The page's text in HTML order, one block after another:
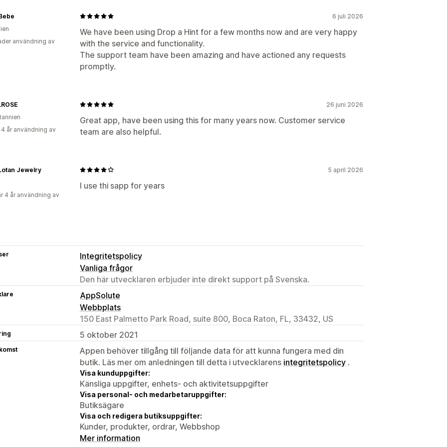
6 juli 2026
We have been using Drop a Hint for a few months now and are very happy
with the service and functionality.
The support team have been amazing and have actioned any requests
promptly.
användning av
26 juni 2026
Great app, have been using this for many years now. Customer service
team are also helpful.
4 år användning av
5 april 2026
I use thi sapp for years
Jewelry
4 år användning av
Integritetspolicy
Vanliga frågor
Den här utvecklaren erbjuder inte direkt support på Svenska.
AppSolute
Webbplats
150 East Palmetto Park Road, suite 800, Boca Raton, FL, 33432, US
5 oktober 2021
Appen behöver tillgång till följande data för att kunna fungera med din
butik. Läs mer om anledningen till detta i utvecklarens integritetspolicy .
Visa kunduppgifter:
Känsliga uppgifter, enhets- och aktivitetsuppgifter
Visa personal- och medarbetaruppgifter:
Butiksägare
Visa och redigera butiksuppgifter:
Kunder, produkter, ordrar, Webbshop
Mer information